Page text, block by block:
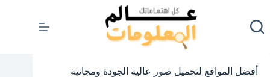
المحتوى
أفضل المواقع لتحميل صور عالية الجودة ومجانية